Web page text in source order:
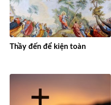
Thầy đến để kiện toàn